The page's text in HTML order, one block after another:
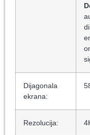
Dijagonala
ekrana:
Rezolucija: